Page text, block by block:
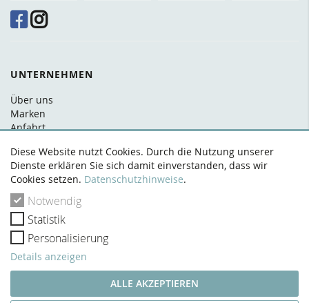
Diese Website nutzt Cookies. Durch die Nutzung unserer
Dienste erklären Sie sich damit einverstanden, dass wir
Cookies setzen. Datenschutzhinweise.
Notwendig
Statistik
Personalisierung
Details anzeigen
ALLE AKZEPTIEREN
UNTERNEHMEN
Über uns
Marken
Anfahrt
Kontakt
RECHTLICHES
AGB
Datenschutz
Widerrufsrecht
Zahlung & Versand
Impressum
VERTRAG WIDERRUFEN